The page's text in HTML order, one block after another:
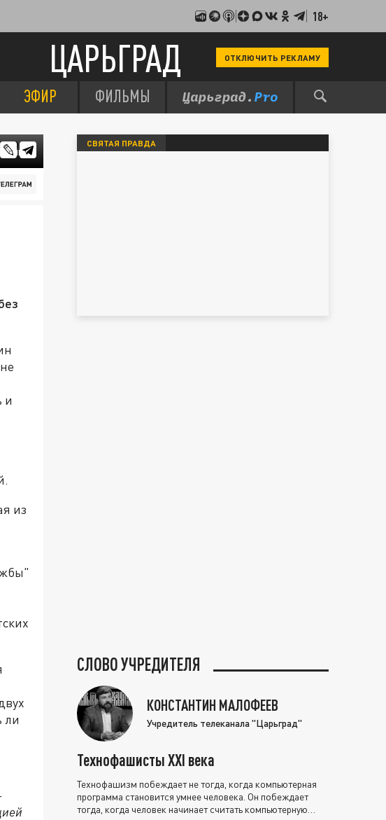
18+
ЦАРЬГРАД ОТКЛЮЧИТЬ РЕКЛАМУ
ЭФИР ФИЛЬМЫ
и
из
ли
СВЯТАЯ ПРАВДА
СЛОВО УЧРЕДИТЕЛЯ
КОНСТАНТИН МАЛОФЕЕВ
Учредитель телеканала "Царьград"
Технофашисты XXI века
Технофашизм побеждает не тогда, когда компьютерная
программа становится умнее человека. Он побеждает
тогда, когда человек начинает считать компьютерную